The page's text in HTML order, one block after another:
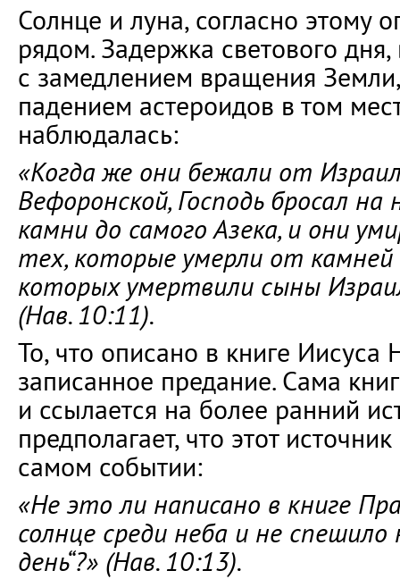
Солнце и луна, согласно этому
рядом. Задержка светового дня,
с замедлением вращения
падением астероидов в том
наблюдалась:
«Когда же они бежали от
Вефоронской, Господь бросал на
камни до самого Азека, и они
тех, которые умерли от камней
которых умертвили сыны
(Нав. 10:11).
То, что описано в книге Иисуса
записанное предание. Сама
и ссылается на более ранний
предполагает, что этот
самом событии:
«Не это ли написано в книге
солнце среди неба и не
день“?» (Нав. 10:13).